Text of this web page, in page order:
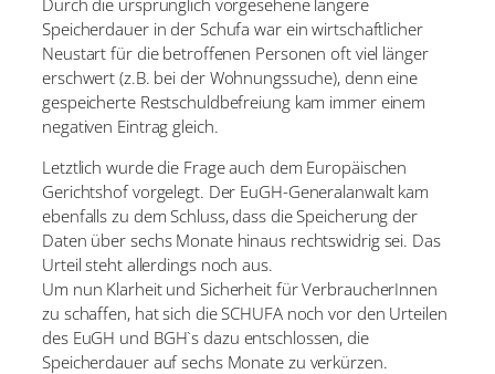
Speicherdauer in der Schufa war ein wirtschaftlicher
Neustart für die betroffenen Personen oft viel länger
erschwert (z.B. bei der Wohnungssuche), denn eine
gespeicherte Restschuldbefreiung kam immer einem
negativen Eintrag gleich.
Letztlich wurde die Frage auch dem Europäischen
Gerichtshof vorgelegt. Der EuGH-Generalanwalt kam
ebenfalls zu dem Schluss, dass die Speicherung der
Daten über sechs Monate hinaus rechtswidrig sei. Das
Urteil steht allerdings noch aus.
Um nun Klarheit und Sicherheit für VerbraucherInnen
zu schaffen, hat sich die SCHUFA noch vor den Urteilen
des EuGH und BGH`s dazu entschlossen, die
Speicherdauer auf sechs Monate zu verkürzen.